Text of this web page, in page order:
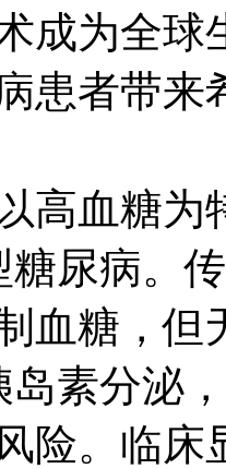
成为全球
患者带来
高血糖为
糖尿病。
血糖，
岛素分泌
险。临